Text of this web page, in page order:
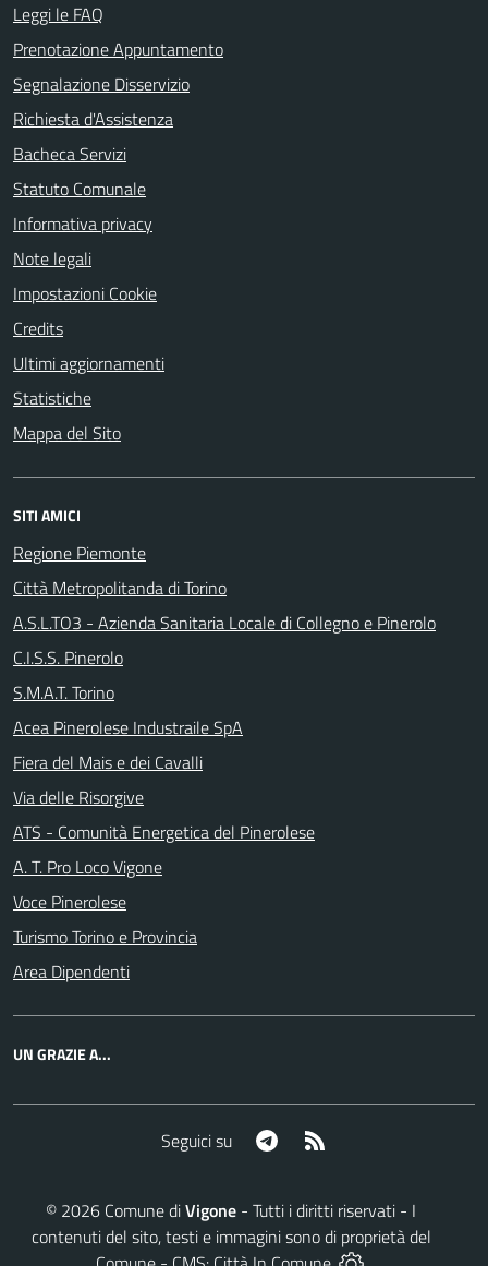
Leggi le FAQ
Prenotazione Appuntamento
Segnalazione Disservizio
Richiesta d'Assistenza
Bacheca Servizi
Statuto Comunale
Informativa privacy
Note legali
Impostazioni Cookie
Credits
Ultimi aggiornamenti
Statistiche
Mappa del Sito
SITI AMICI
Regione Piemonte
Città Metropolitanda di Torino
A.S.L.TO3 - Azienda Sanitaria Locale di Collegno e Pinerolo
C.I.S.S. Pinerolo
S.M.A.T. Torino
Acea Pinerolese Industraile SpA
Fiera del Mais e dei Cavalli
Via delle Risorgive
ATS - Comunità Energetica del Pinerolese
A. T. Pro Loco Vigone
Voce Pinerolese
Turismo Torino e Provincia
Area Dipendenti
UN GRAZIE A...
Seguici su Telegram
© 2026 Comune diVigone - Tutti i diritti riservati - I
contenuti del sito, testi e immagini sono di proprietà del